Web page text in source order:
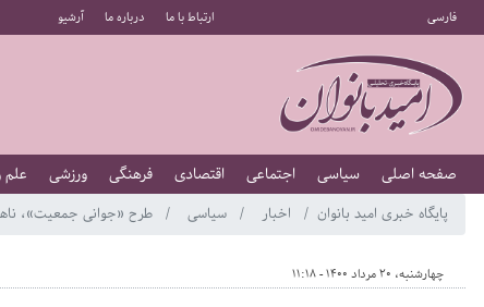
فارسی ارتباط با ما درباره ما آرشیو
صفحه اصلی سیاسی اجتماعی اقتصادی فرهنگی ورزشی علم
پایگاه خبری امید بانوان اخبار سیاسی طرح «جوانی جمعیت»،
چهارشنبه، 20 مرداد 1400 - 11:18